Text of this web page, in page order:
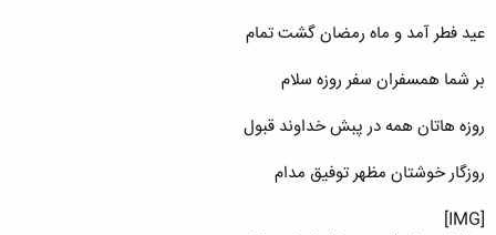
عید فطر آمد و ماه رمضان گشت تمام
بر شما همسفران سفر روزه سلام
روزه هاتان همه در پبش خداوند قبول
روزگار خوشتان مظهر توفیق مدام
[IMG]